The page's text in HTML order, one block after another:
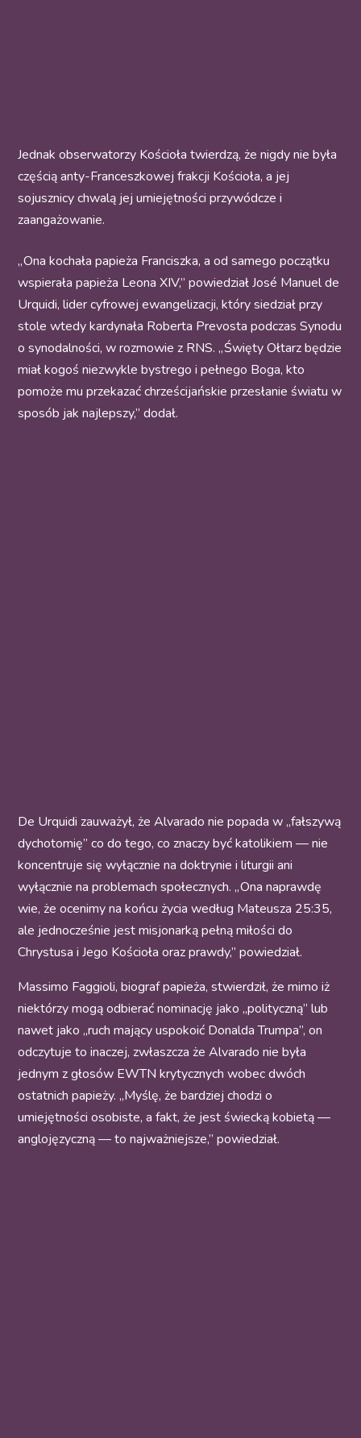
Jednak obserwatorzy Kościoła twierdzą, że nigdy nie była
częścią anty-Franceszkowej frakcji Kościoła, a jej
sojusznicy chwalą jej umiejętności przywódcze i
zaangażowanie.
„ Ona kochała papieża Franciszka, a od samego początku
wspierała papieża Leona XIV,” powiedział José Manuel de
Urquidi, lider cyfrowej ewangelizacji, który siedział przy
stole wtedy kardynała Roberta Prevosta podczas Synodu
o synodalności, w rozmowie z RNS. „ Święty Ołtarz będzie
miał kogoś niezwykle bystrego i pełnego Boga, kto
pomoże mu przekazać chrześcijańskie przesłanie światu w
sposób jak najlepszy,” dodał.
De Urquidi zauważył, że Alvarado nie popada w „fałszywą
dychotomię” co do tego, co znaczy być katolikiem — nie
koncentruje się wyłącznie na doktrynie i liturgii ani
wyłącznie na problemach społecznych. „ Ona naprawdę
wie, że ocenimy na końcu życia według Mateusza 25:35,
ale jednocześnie jest misjonarką pełną miłości do
Chrystusa i Jego Kościoła oraz prawdy,” powiedział.
Massimo Faggioli, biograf papieża, stwierdził, że mimo iż
niektórzy mogą odbierać nominację jako „polityczną” lub
nawet jako „ruch mający uspokoić Donalda Trumpa”, on
odczytuje to inaczej, zwłaszcza że Alvarado nie była
jednym z głosów EWTN krytycznych wobec dwóch
ostatnich papieży. „Myślę, że bardziej chodzi o
umiejętności osobiste, a fakt, że jest świecką kobietą —
anglojęzyczną — to najważniejsze,” powiedział.